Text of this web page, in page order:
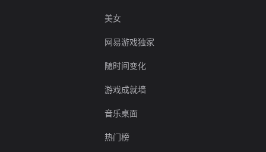
美女
网易游戏独家
随时间变化
游戏成就墙
音乐桌面
热门榜